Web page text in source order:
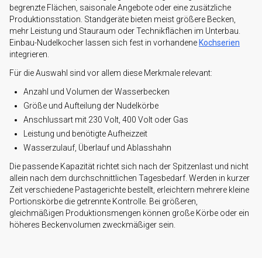
begrenzte Flächen, saisonale Angebote oder eine zusätzliche
Produktionsstation. Standgeräte bieten meist größere Becken,
mehr Leistung und Stauraum oder Technikflächen im Unterbau.
Einbau-Nudelkocher lassen sich fest in vorhandene Kochserien
integrieren.
Für die Auswahl sind vor allem diese Merkmale relevant:
Anzahl und Volumen der Wasserbecken
Größe und Aufteilung der Nudelkörbe
Anschlussart mit 230 Volt, 400 Volt oder Gas
Leistung und benötigte Aufheizzeit
Wasserzulauf, Überlauf und Ablasshahn
Die passende Kapazität richtet sich nach der Spitzenlast und nicht
allein nach dem durchschnittlichen Tagesbedarf. Werden in kurzer
Zeit verschiedene Pastagerichte bestellt, erleichtern mehrere kleine
Portionskörbe die getrennte Kontrolle. Bei größeren,
gleichmäßigen Produktionsmengen können große Körbe oder ein
höheres Beckenvolumen zweckmäßiger sein.